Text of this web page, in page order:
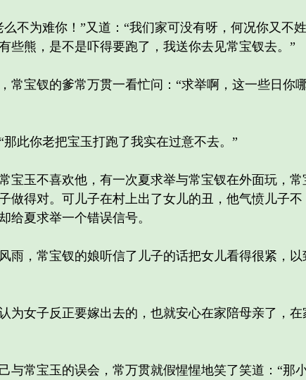
为难你！”又道：“我们家可没有呀，何况你又不姓
些熊，是不是吓得要跑了，我送你去见常宝钗去。”
宝钗的爹常万贯一看忙问：“求举啊，这一些日你
此你老把宝玉打跑了我实在过意不去。”
玉不喜欢他，有一次夏求举与常宝钗在外面玩，常
做得对。可儿子在村上出了女儿的丑，他气愤儿子不
给夏求举一个错误信号。
，常宝钗的娘听信了儿子的话把女儿看得很紧，以
女子反正要嫁出去的，也就安心在家陪母亲了，在
常宝玉的误会，常万贯就假惺惺地笑了笑道：“那